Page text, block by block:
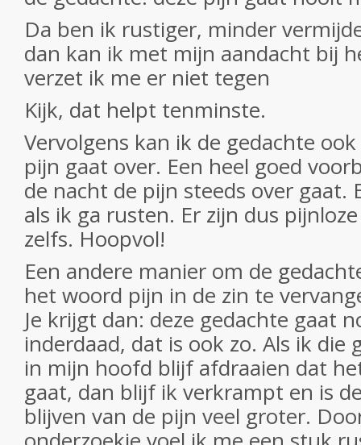
Da ben ik rustiger, minder
dan kan ik met mijn aandacht bij
verzet ik me er niet tegen
Kijk, dat helpt tenminste.
Vervolgens kan ik de gedachte
pijn gaat over. Een heel goed
de nacht de pijn steeds over gaat.
als ik ga rusten. Er zijn dus
zelfs. Hoopvol!
Een andere manier om de
het woord pijn in de zin te
Je krijgt dan: deze gedachte gaat
inderdaad, dat is ook zo. Als ik
in mijn hoofd blijf afdraaien dat
gaat, dan blijf ik verkrampt en is
blijven van de pijn veel groter.